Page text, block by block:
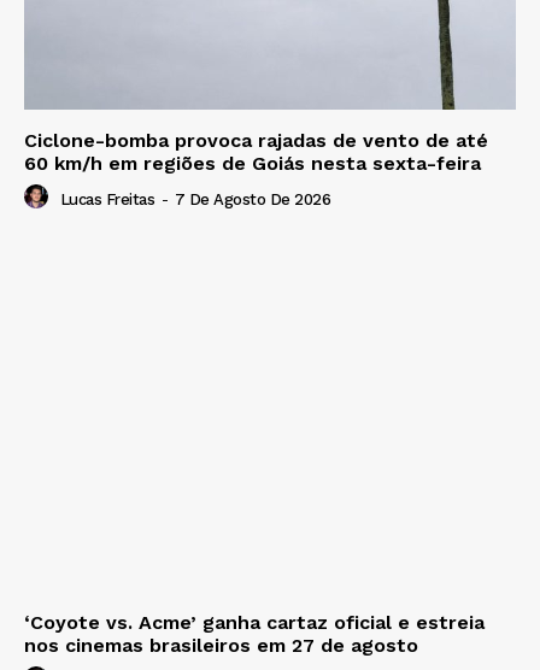
Ciclone-bomba provoca rajadas de vento de até
60 km/h em regiões de Goiás nesta sexta-feira
Lucas Freitas - 7 De Agosto De 2026
‘Coyote vs. Acme’ ganha cartaz oficial e estreia
nos cinemas brasileiros em 27 de agosto